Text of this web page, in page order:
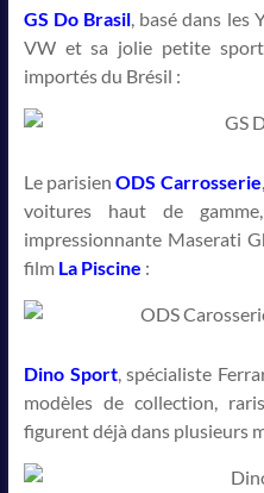
GS Do Brasil, basé dans les
VW et sa jolie petite
importés du Brésil :
Le parisienODS Carrosserie
voitures haut de
impressionnante Maserati
film La Piscine :
Dino Sport, spécialiste
modèles de collection,
figurent déjà dans plusieurs